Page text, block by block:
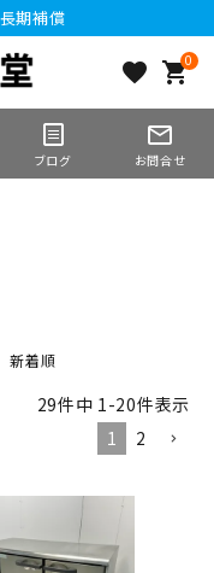
期補償
favorite 0
shopping_cart
ブログ
mail_outline
お問合せ
新着順
29件中 1-20件表示
1
2